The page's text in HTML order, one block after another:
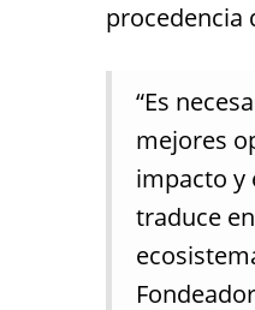
procedencia
“Es
mejores
impacto y
traduce